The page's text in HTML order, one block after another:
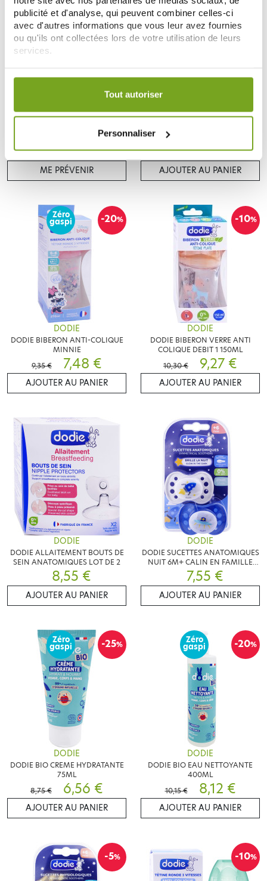
publicité et d'analyse, qui peuvent combiner celles-ci
avec d'autres informations que vous leur avez fournies
ou qu'ils ont collectées lors de votre utilisation de leurs
services.
Votre choix de consentement est conservé pendant une
Tout autoriser
Personnaliser
DODIE
DODIE BIBERON ANTI-COLIQUE
TETINE PLATE 330ML +6M
9,10 €
ME PRÉVENIR
DODIE
DODIE ATTACHE SUCETTE RUBAN
7,14 €
AJOUTER AU PANIER
-20%
Zéro
gaspi
DODIE
DODIE BIBERON ANTI-COLIQUE
MINNIE
9,35 €
7,48 €
AJOUTER AU PANIER
-10%
DODIE
DODIE BIBERON VERRE ANTI
COLIQUE DEBIT 1 150ML
10,30 €
9,27 €
AJOUTER AU PANIER
DODIE
DODIE ALLAITEMENT BOUTS DE
SEIN ANATOMIQUES LOT DE 2
8,55 €
AJOUTER AU PANIER
DODIE
DODIE SUCETTES ANATOMIQUES
NUIT 6M+ CALIN EN FAMILLE
LOT DE 2
7,55 €
AJOUTER AU PANIER
-25%
Zéro
gaspi
DODIE
DODIE BIO CREME HYDRATANTE
75ML
8,75 €
6,56 €
AJOUTER AU PANIER
-20%
Zéro
gaspi
DODIE
DODIE BIO EAU NETTOYANTE
400ML
10,15 €
8,12 €
AJOUTER AU PANIER
-5% -10%